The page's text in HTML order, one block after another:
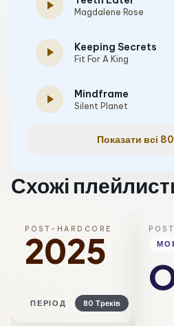
play_arrow Magdalene Rose
play_arrow Keeping Secrets
Fit For A King
play_arrow Mindframe
Silent Planet
Показати всі
Схожі
POST-HARDCORE
2025
ПЕРІОД 80 Треків